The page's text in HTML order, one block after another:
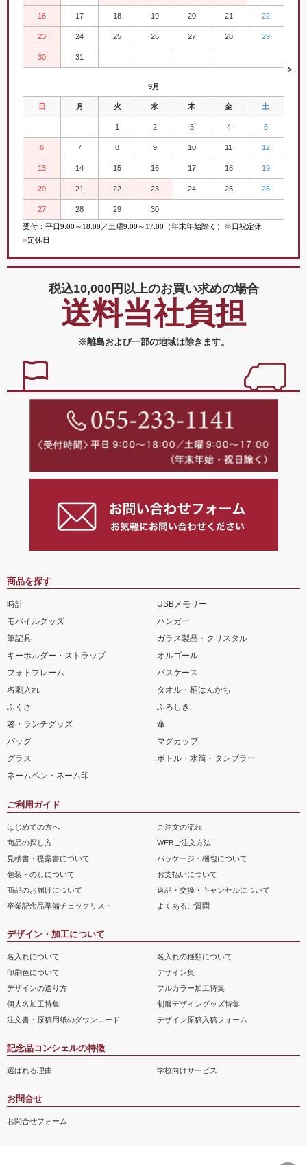
16 17 18 19 20 21 22
23 24 25 26 27 28 29
30 31
9月
日 月 火 水 木 金 土
1 2 3 4 5
6 7 8 9 10 11 12
13 14 15 16 17 18 19
20 21 22 23 24 25 26
27 28 29 30
受付：平日9:00 ～ 18:00／土曜9:00 ～ 17:00（年末年始除く）※日祝定休
■定休日
税込10,000円以上のお買い求めの場合
送料当社負担
※離島および一部の地域は除きます。
商品を探す
時計
USBメモリー
モバイルグッズ
ハンガー
筆記具
ガラス製品・クリスタル
キーホルダー・ストラップ
オルゴール
フォトフレーム
パスケース
名刺入れ
タオル・柄はんかち
ふくさ
ふろしき
箸・ランチグッズ
傘
バッグ
マグカップ
グラス
ボトル・水筒・タンブラー
ネームペン・ネーム印
ご利用ガイド
はじめての方へ
ご注文の流れ
商品の探し方
WEBご注文方法
見積書・提案書について
パッケージ・梱包について
包装・のしについて
お支払いについて
商品のお届けについて
返品・交換・キャンセルについて
卒業記念品準備チェックリスト
よくあるご質問
デザイン・加工について
名入れについて
名入れの種類について
印刷色について
デザイン集
デザインの送り方
フルカラー加工特集
個人名加工特集
制服デザイングッズ特集
注文書・原稿用紙のダウンロード
デザイン原稿入稿フォーム
記念品コンシェルの特徴
選ばれる理由 学校向けサービス
お問合せ
お問合せフォーム